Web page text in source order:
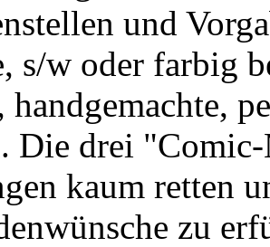
und
s/w oder farbig
Die drei
kaum retten
zu